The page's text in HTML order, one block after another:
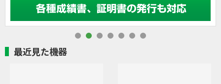
最近見た機器